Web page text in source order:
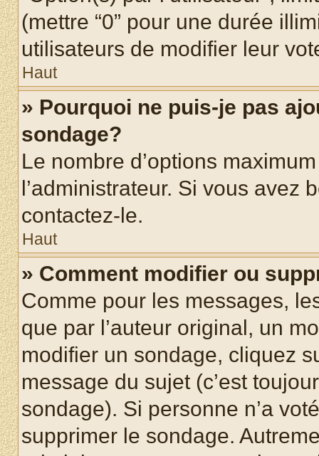
(mettre “0” pour une durée
utilisateurs de modifier leur
Haut
» Pourquoi ne puis-je pas
sondage?
Le nombre d’options
l’administrateur. Si vous avez
contactez-le.
Haut
» Comment modifier ou
Comme pour les messages,
que par l’auteur original, un
modifier un sondage, cliquez
message du sujet (c’est
sondage). Si personne n’a
supprimer le sondage.